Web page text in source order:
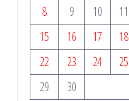
8
9 10 11
15
16 17 18
22
23 24 25
29
30